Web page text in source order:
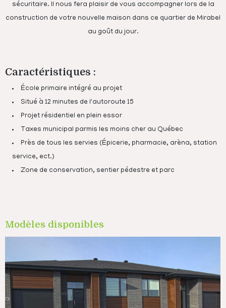
sécuritaire. Il nous fera plaisir de vous accompagner lors de la
construction de votre nouvelle maison dans ce quartier de Mirabel
au goût du jour.
Caractéristiques :
École primaire intégré au projet
Situé à 12 minutes de l'autoroute 15
Projet résidentiel en plein essor
Taxes municipal parmis les moins cher au Québec
Près de tous les servies (Épicerie, pharmacie, arèna, station
service, ect.)
Zone de conservation, sentier pédestre et parc
Modèles disponibles